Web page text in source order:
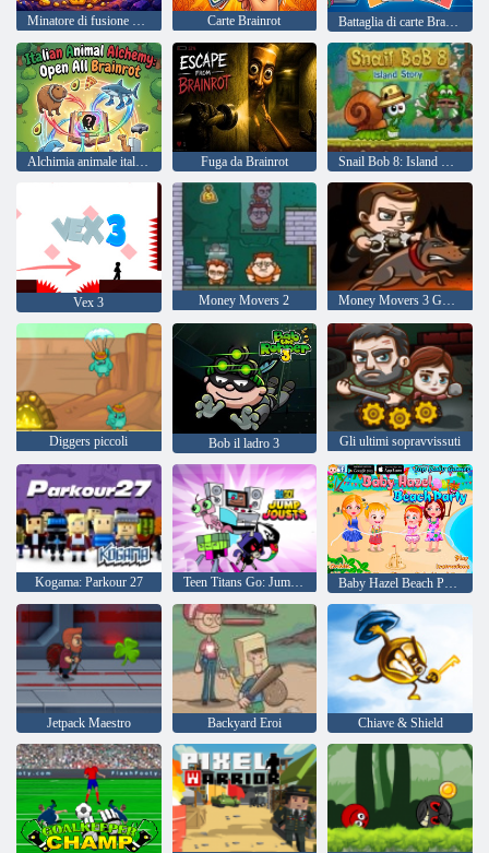
Minatore di fusione Brainrot Carte Brainrot Battaglia di carte Brainrot
Alchimia animale italiana: apri tutti i Brainrot Fuga da Brainrot Snail Bob 8: Island Story
Vex 3 Money Movers 2 Money Movers 3 Guard Duty
Diggers piccoli Bob il ladro 3 Gli ultimi sopravvissuti
Kogama: Parkour 27 Teen Titans Go: Jump Jousts Baby Hazel Beach Party
Jetpack Maestro Backyard Eroi Chiave & Shield